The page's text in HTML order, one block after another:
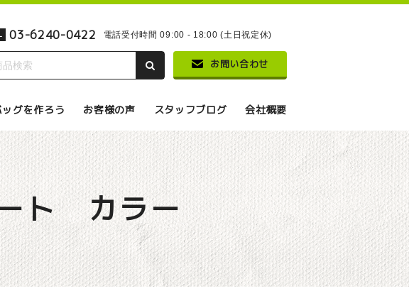
03-6240-0422 電話受付時間 09:00 - 18:00 (土日祝定休)
お問い合わせ
ッグを作ろう お客様の声 スタッフブログ 会社概要
ト カラー